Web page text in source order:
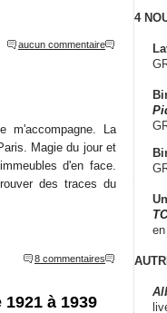
aucun commentaire
m'accompagne. La
Magie du jour et
d'en face.
des traces du
8 commentaires
à 1939
4